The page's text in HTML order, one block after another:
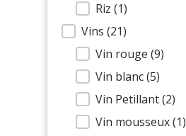
Riz(1)
Vins(21)
Vin rouge(9)
Vin blanc(5)
Vin Petillant(2)
Vin mousseux(1)